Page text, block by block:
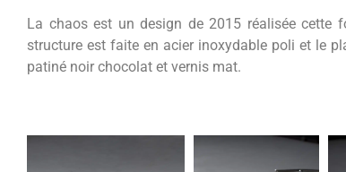
La chaos est un design de 2015 réalisée cette
structure est faite en acier inoxydable poli et le
patiné noir chocolat et vernis mat.